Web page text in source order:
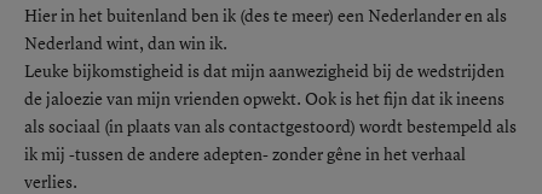
Hier in het buitenland ben ik (des te meer) een Nederlander en als
Nederland wint, dan win ik.
Leuke bijkomstigheid is dat mijn aanwezigheid bij de wedstrijden
de jaloezie van mijn vrienden opwekt. Ook is het fijn dat ik ineens
als sociaal (in plaats van als contactgestoord) wordt bestempeld als
ik mij -tussen de andere adepten- zonder gêne in het verhaal
verlies.